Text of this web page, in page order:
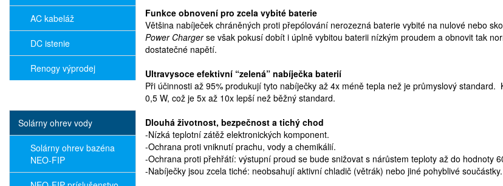
AC kabeláž
DC istenie
Renogy výprodej
Solárny ohrev vody
Solárny ohrev bazéna
NEO-FIP
Funkce obnovení pro zcela vybité baterie
Většina nabíječek chráněných proti přepólování nerozezná baterie vybité na nulové nebo
Power Chargerse však pokusí dobít i úplně vybitou baterii nízkým proudem a obnovit tak
dostatečné napětí.
Ultravysoce efektivní “zelená” nabíječka baterií
Při účinnosti až 95% produkují tyto nabíječky až 4x méně tepla než je průmyslový
0,5 W, což je 5x až 10x lepší než běžný standard.
Dlouhá životnost, bezpečnost a tichý chod
-Nízká teplotní zátěž elektronických komponent.
-Ochrana proti vniknutí prachu, vody a chemikálií.
-Ochrana proti přehřátí: výstupní proud se bude snižovat s nárůstem teploty až do hodnoty
-Nabíječky jsou zcela tiché: neobsahují aktivní chladič (větrák) nebo jiné pohyblivé součástky.